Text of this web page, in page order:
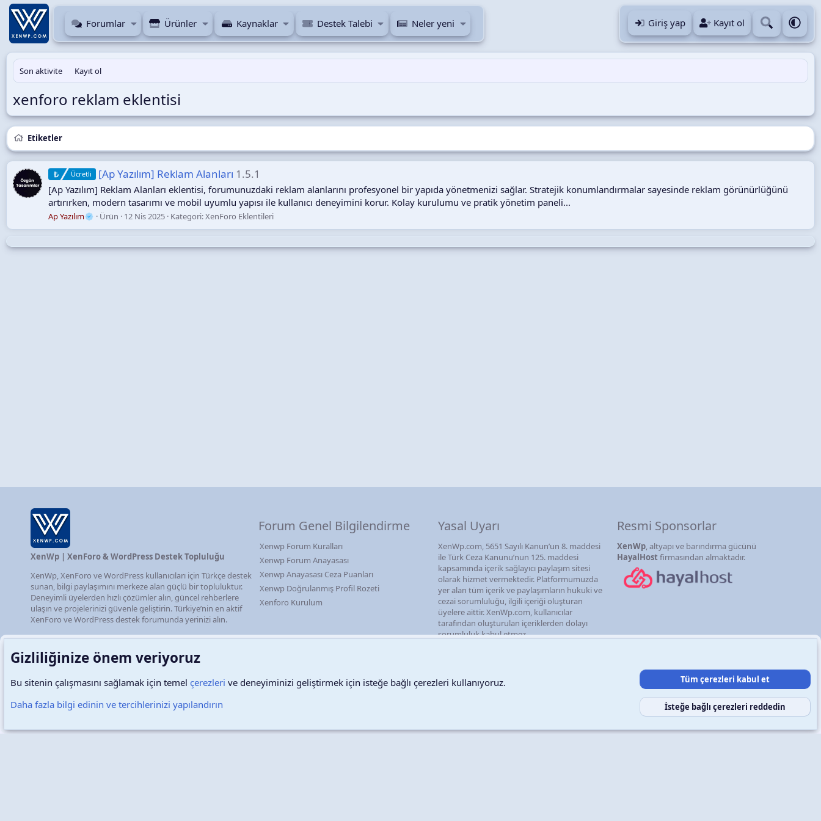
Forumlar Ürünler Kaynaklar Destek Talebi Neler yeni Giriş yap Kayıt ol
Son aktivite Kayıt ol
xenforo reklam eklentisi
Etiketler
Ücretli [Ap Yazılım] Reklam Alanları 1.5.1
[Ap Yazılım] Reklam Alanları eklentisi, forumunuzdaki reklam alanlarını profesyonel bir yapıda yönetmenizi sağlar. Stratejik konumlandırmalar sayesinde reklam görünürlüğünü
artırırken, modern tasarımı ve mobil uyumlu yapısı ile kullanıcı deneyimini korur. Kolay kurulumu ve pratik yönetim paneli...
Ap Yazılım Ürün 12 Nis 2025 Kategori:XenForo Eklentileri
XenWp | XenForo & WordPress Destek Topluluğu
XenWp, XenForo ve WordPress kullanıcıları için Türkçe destek
sunan, bilgi paylaşımını merkeze alan güçlü bir topluluktur.
Deneyimli üyelerden hızlı çözümler alın, güncel rehberlere
ulaşın ve projelerinizi güvenle geliştirin. Türkiye’nin en aktif
XenForo ve WordPress destek forumunda yerinizi alın.
Forum Genel Bilgilendirme
Xenwp Forum Kuralları
Xenwp Forum Anayasası
Xenwp Anayasası Ceza Puanları
Xenwp Doğrulanmış Profil Rozeti
Xenforo Kurulum
Yasal Uyarı
XenWp.com, 5651 Sayılı Kanun’un 8. maddesi
ile Türk Ceza Kanunu’nun 125. maddesi
kapsamında içerik sağlayıcı paylaşım sitesi
olarak hizmet vermektedir. Platformumuzda
yer alan tüm içerik ve paylaşımların hukuki ve
cezai sorumluluğu, ilgili içeriği oluşturan
üyelere aittir. XenWp.com, kullanıcılar
tarafından oluşturulan içeriklerden dolayı
sorumluluk kabul etmez.
Resmi Sponsorlar
XenWp, altyapı ve barındırma gücünü
HayalHost firmasından almaktadır.
Türkçe (TR) Çerezler Destek talepleri Gizlilik politikası Yardım Ana sayfa
Gizliliğinize önem veriyoruz
Bu sitenin çalışmasını sağlamak için temel çerezleri ve deneyiminizi geliştirmek için isteğe bağlı çerezleri kullanıyoruz.
Daha fazla bilgi edinin ve tercihlerinizi yapılandırın
Tüm çerezleri kabul et
İsteğe bağlı çerezleri reddedin